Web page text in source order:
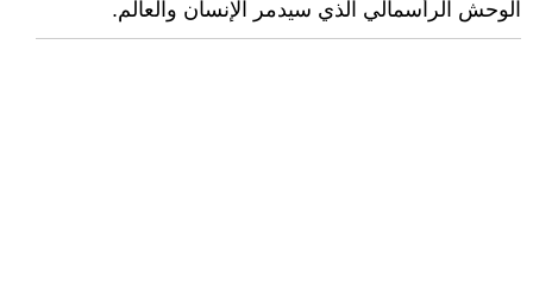
الوحش الرأسمالي الذي سيدمر الإنسان والعالم.